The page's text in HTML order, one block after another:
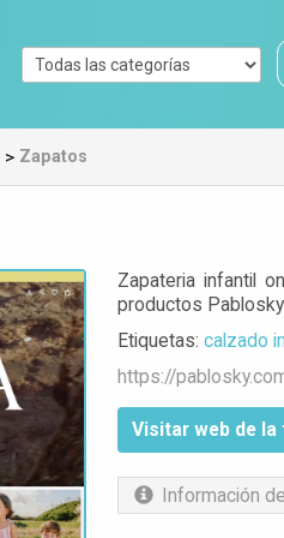
> Zapatos
Zapateria infantil
productos Pablosky
Etiquetas:calzado
https://
Visitar web de la
Información